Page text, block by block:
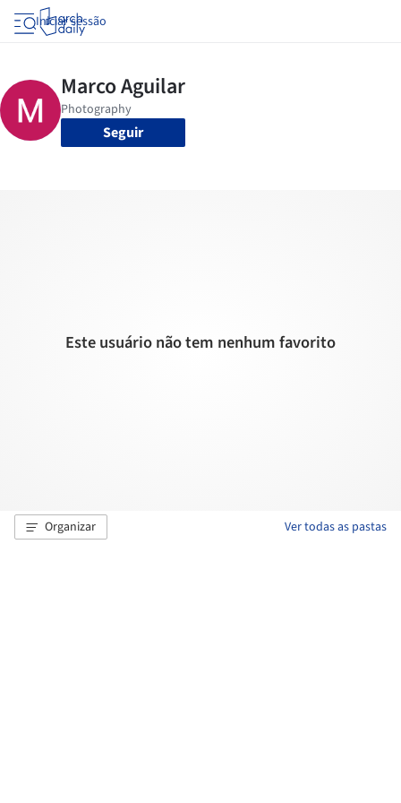
Iniciar sessão
Seguir
Este usuário não tem nenhum favorito
Organizar Ver todas as pastas